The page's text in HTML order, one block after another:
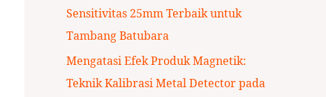
Sensitivitas 25mm Terbaik untuk
Tambang Batubara
Mengatasi Efek Produk Magnetik:
Teknik Kalibrasi Metal Detector pada